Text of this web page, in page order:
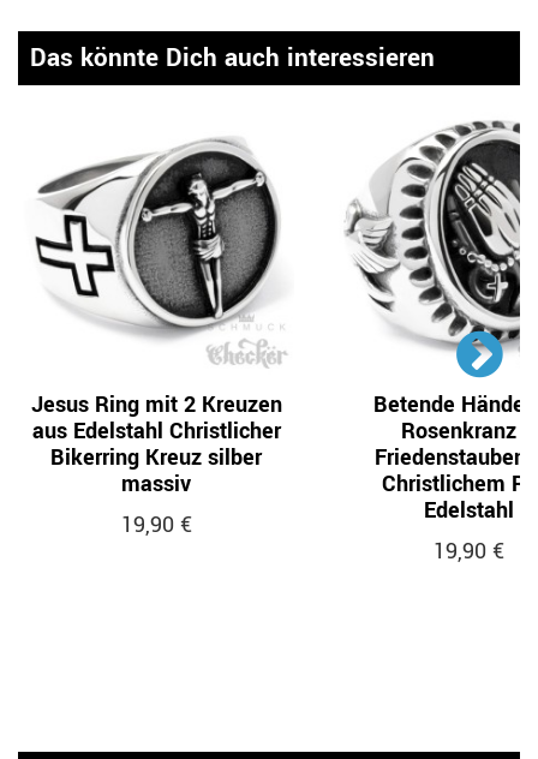
Das könnte Dich auch interessieren
Jesus Ring mit 2 Kreuzen
aus Edelstahl Christlicher
Bikerring Kreuz silber
massiv
19,90 €
Betende Hände
Rosenkranz &
Friedenstauben
Christlichem
Edelstahl
19,90 €